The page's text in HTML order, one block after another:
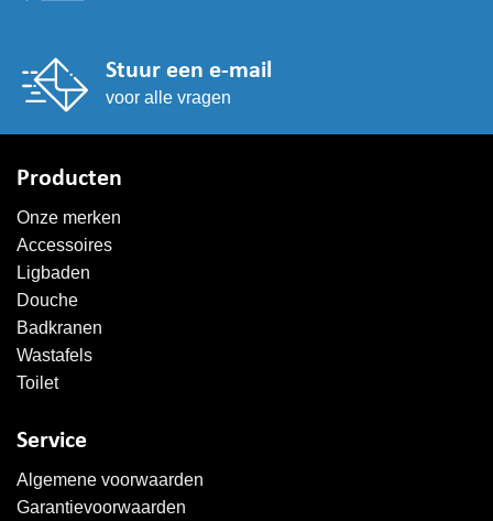
Stuur een e-mail
voor alle vragen
Producten
Onze merken
Accessoires
Ligbaden
Douche
Badkranen
Wastafels
Toilet
Service
Algemene voorwaarden
Garantievoorwaarden